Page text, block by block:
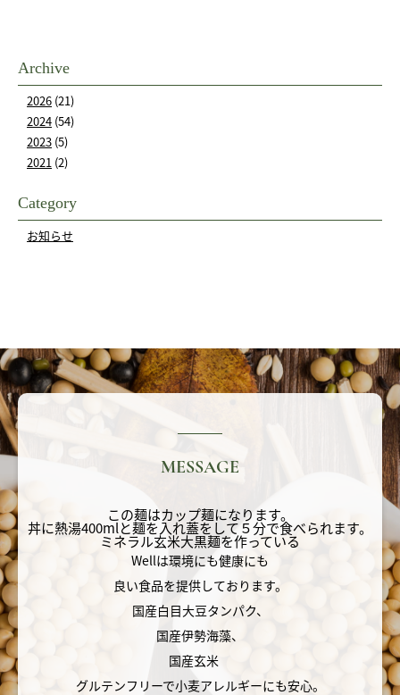
Archive
2026 (21)
2024 (54)
2023 (5)
2021 (2)
Category
お知らせ
MESSAGE
この麺はカップ麺になります。
丼に熱湯400mlと麺を入れ蓋をして５分で食べられます。
ミネラル玄米大黒麺を作っている
Wellは環境にも健康にも
良い食品を提供しております。
国産白目大豆タンパク、
国産伊勢海藻、
国産玄米
グルテンフリーで小麦アレルギーにも安心。